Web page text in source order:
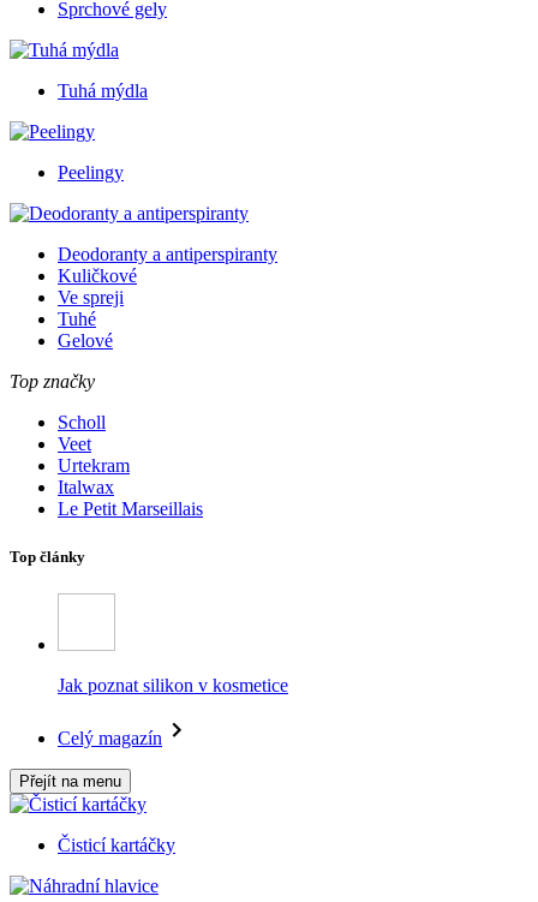
Sprchové gely
Tuhá mýdla
Peelingy
Deodoranty a antiperspiranty
Kuličkové
Ve spreji
Tuhé
Gelové
Top značky
Scholl
Veet
Urtekram
Italwax
Le Petit Marseillais
Top články
Jak poznat silikon v kosmetice
Celý magazín
Přejít na menu
Čisticí kartáčky